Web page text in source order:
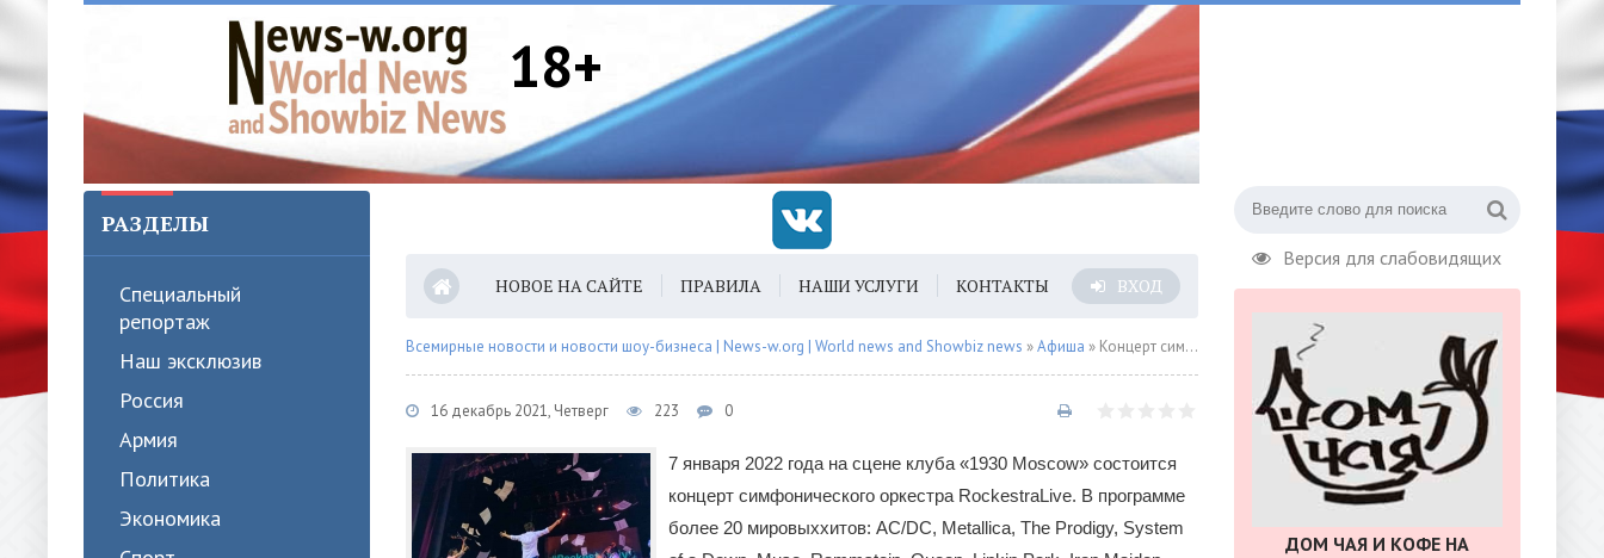
18+
Версия для слабовидящих
РАЗДЕЛЫ
Специальный
репортаж
Наш эксклюзив
Россия
Армия
Политика
Экономика
НОВОЕ НА САЙТЕ ПРАВИЛА НАШИ УСЛУГИ КОНТАКТЫ ВХОД
Всемирные новости и новости шоу-бизнеса | News-w.org | World news and Showbiz news »Афиша » Концерт симфонического оркестра RockestraLive
16 декабрь 2021, Четверг 223 0
7 января 2022 года на сцене клуба «1930 Moscow» состоится
концерт симфонического оркестра RockestraLive. В программе
более 20 мировыххитов: AC/DC, Metallica, The Prodigy, System
ДОМ ЧАЯ И КОФЕ НА